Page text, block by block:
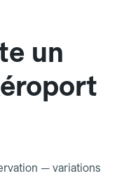
un
— variations